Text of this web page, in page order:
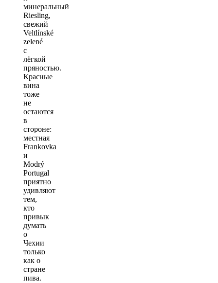
минеральный
Riesling,
свежий
Veltlínské
zelené
с
лёгкой
пряностью.
Красные
вина
тоже
не
остаются
в
стороне:
местная
Frankovka
и
Modrý
Portugal
приятно
удивляют
тем,
кто
привык
думать
о
Чехии
только
как о
стране
пива.